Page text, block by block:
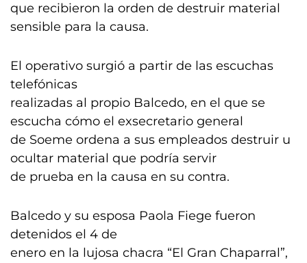
que recibieron la orden de destruir material
sensible para la causa.
El operativo surgió a partir de las escuchas
telefónicas
realizadas al propio Balcedo, en el que se
escucha cómo el exsecretario general
de Soeme ordena a sus empleados destruir u
ocultar material que podría servir
de prueba en la causa en su contra.
Balcedo y su esposa Paola Fiege fueron
detenidos el 4 de
enero en la lujosa chacra “El Gran Chaparral”,